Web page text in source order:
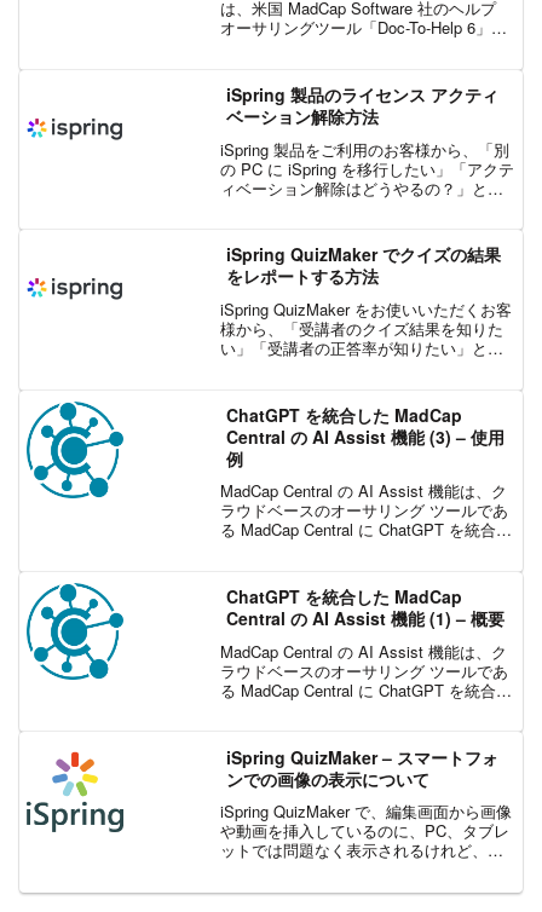
は、米国 MadCap Software 社のヘルプ
オーサリングツール「Doc-To-Help 6」を
iSpring 製品のライセンス アクティ
ベーション解除方法
iSpring 製品をご利用のお客様から、「別
の PC に iSpring を移行したい」「アクテ
ィベーション解除はどうやるの？」とい
ン解除について詳しくご説...
iSpring QuizMaker でクイズの結果
をレポートする方法
iSpring QuizMaker をお使いいただくお客
様から、「受講者のクイズ結果を知りた
い」「受講者の正答率が知りたい」とい
ート機能についてご説明したいと...
ChatGPT を統合した MadCap
Central の AI Assist 機能 (3) – 使用
例
MadCap Central の AI Assist 機能は、ク
ラウドベースのオーサリング ツールであ
る MadCap Central に ChatGPT を統合し
...
ChatGPT を統合した MadCap
Central の AI Assist 機能 (1) – 概要
MadCap Central の AI Assist 機能は、ク
ラウドベースのオーサリング ツールであ
る MadCap Central に ChatGPT を統合し
...
iSpring QuizMaker – スマートフォ
ンでの画像の表示について
iSpring QuizMaker で、編集画面から画像
や動画を挿入しているのに、PC、タブレ
ットでは問題なく表示されるけれど、ス
たでしょうか。その時は、Slide View か